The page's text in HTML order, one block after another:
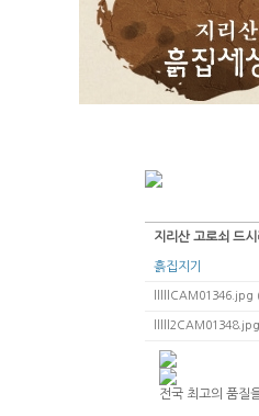
지리산 고로쇠 드
흙집지기
lllllCAM01346.jpg
전국 최고의 품질